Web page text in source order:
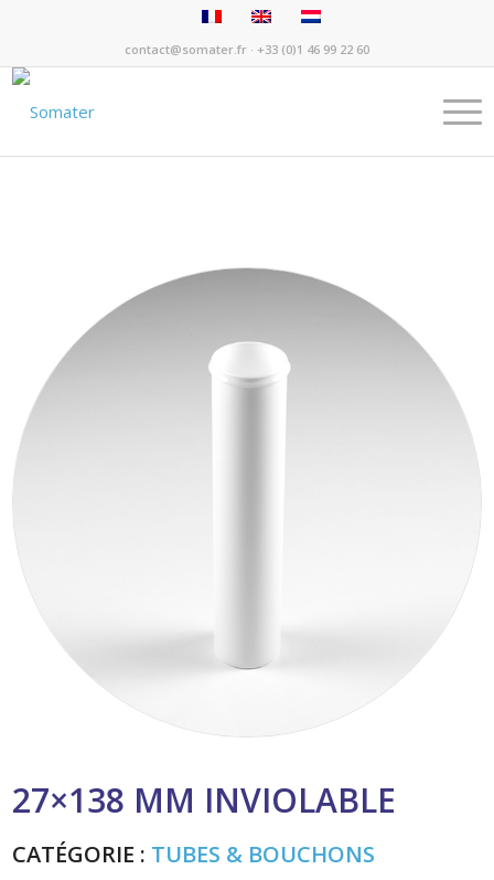
contact@somater.fr · +33 (0)1 46 99 22 60
27×138 MM INVIOLABLE
CATÉGORIE : TUBES & BOUCHONS